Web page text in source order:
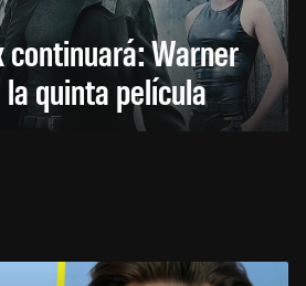
Warner
quinta película